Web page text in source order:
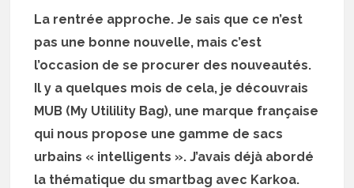
La rentrée approche. Je sais que ce n’est
pas une bonne nouvelle, mais c’est
l’occasion de se procurer des nouveautés.
Il y a quelques mois de cela, je découvrais
MUB (My Utilility Bag), une marque française
qui nous propose une gamme de sacs
urbains « intelligents ». J’avais déjà abordé
la thématique du smartbag avec Karkoa.